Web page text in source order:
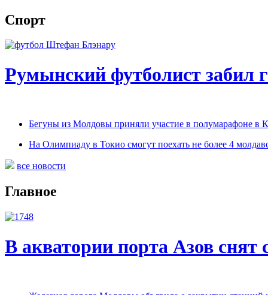
Спорт
Румынский футболист забил
Бегуны из Молдовы приняли участие в полумарафоне в
На Олимпиаду в Токио смогут поехать не более 4
все новости
Главное
В акватории порта Азов